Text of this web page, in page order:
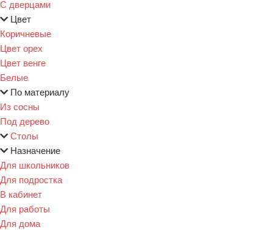
С дверцами
Цвет
Коричневые
Цвет орех
Цвет венге
Белые
По материалу
Из сосны
Под дерево
Столы
Назначение
Для школьников
Для подростка
В кабинет
Для работы
Для дома